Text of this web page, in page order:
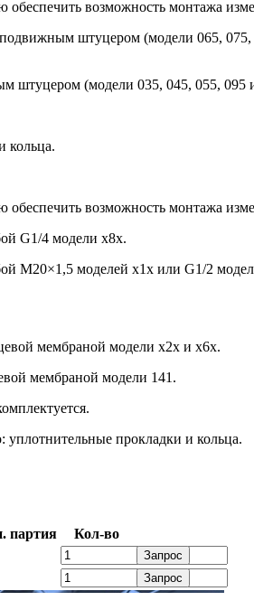
возможность монтажа
штуцером (модели 065,
(модели 035, 045, 055, 095
кольца.
возможность монтажа
G1/4 модели х8х.
М20×1,5 моделей х1х или G1/2
мембраной модели х2х и х6х.
мембраной модели 141.
прокладки и кольца.
партия
Кол-во
Запрос
Запрос